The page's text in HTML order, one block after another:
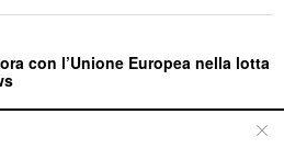
con l’Unione Europea nella lotta